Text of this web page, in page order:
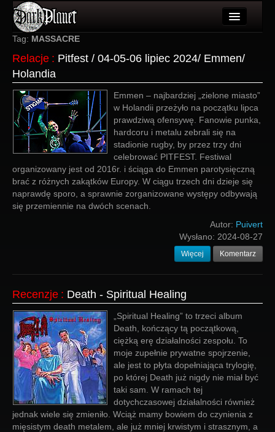
Artykuły
Użytkownicy
Wydarzenia
Galeria
Forum
Login
Tag: MASSACRE
Relacje : Pitfest / 04-05-06 lipiec 2024/ Emmen/
Holandia
Emmen – najbardziej „zielone miasto”
w Holandii przeżyło na początku lipca
prawdziwą ofensywę. Fanowie punka,
hardcoru i metalu zebrali się na
stadionie rugby, by przez trzy dni
celebrować PITFEST. Festiwal
organizowany jest od 2016r. i ściąga do Emmen parotysięczną
brać z różnych zakątków Europy. W ciągu trzech dni dzieje się
naprawdę sporo, a sprawnie zorganizowane występy odbywają
się przemiennie na dwóch scenach.
Autor: Puivert
Wysłano: 2024-08-27
Więcej Komentarz
Recenzje : Death - Spiritual Healing
„Spiritual Healing” to trzeci album
Death, kończący tą początkową,
ciężką erę działalności zespołu. To
moje zupełnie prywatne spojrzenie,
ale jest to płyta dopełniająca trylogię,
po której Death już nigdy nie miał być
taki sam. W ramach tej
dotychczasowej działalności również
jednak wiele się zmieniło. Wciąż mamy bowiem do czynienia z
mięsistym death metalem, ale już mniej krwistym i strasznym, a